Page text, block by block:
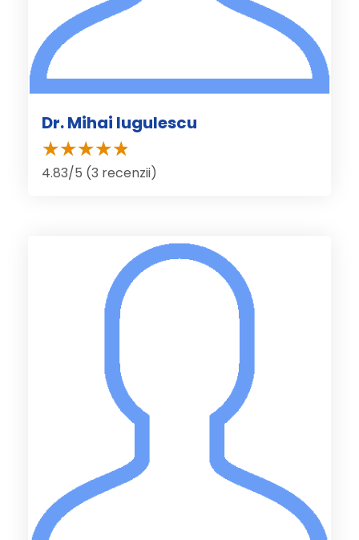
Dr. Mihai Iugulescu
4.83/5 (3 recenzii)